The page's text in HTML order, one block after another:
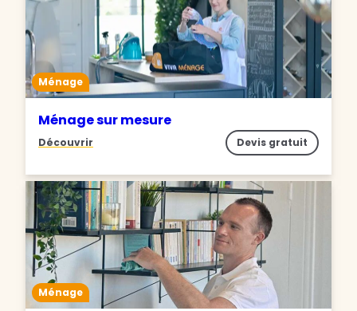
Ménage
Ménage sur mesure
Découvrir Devis gratuit
Ménage